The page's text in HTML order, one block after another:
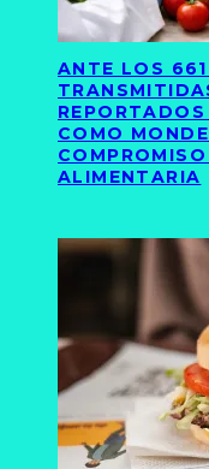
ANTE LOS 661
COMO
ALIMENTARIA